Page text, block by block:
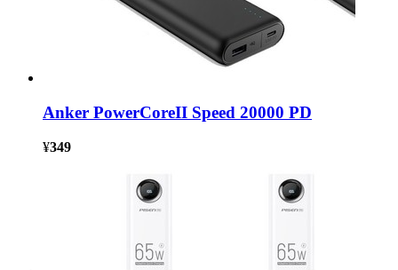
Anker PowerCoreII Speed 20000 PD
¥349